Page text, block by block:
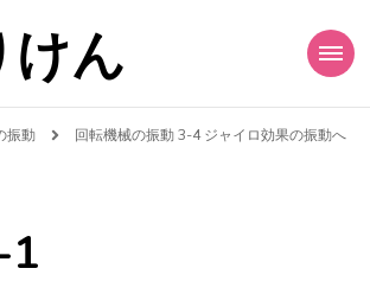
ん
振動
回転機械の振動 3-4 ジャイロ効果の振動へ
1